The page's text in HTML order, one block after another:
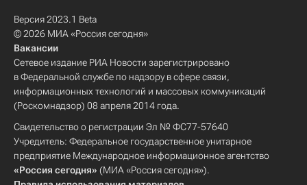
Версия 2023.1 Beta
© 2026 МИА «Россия сегодня»
Вакансии
Сетевое издание РИА Новости зарегистрировано
в Федеральной службе по надзору в сфере связи,
информационных технологий и массовых коммуникаций
(Роскомнадзор) 08 апреля 2014 года.
Свидетельство о регистрации Эл № ФС77-57640
Учредитель: Федеральное государственное унитарное
предприятие Международное информационное агентство
«Россия сегодня» (МИА «Россия сегодня»).